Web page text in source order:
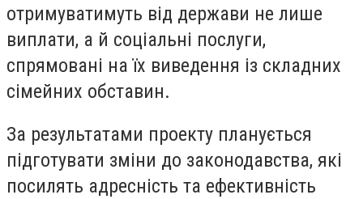
отримуватимуть від держави не лише
виплати, а й соціальні послуги,
спрямовані на їх виведення із складних
сімейних обставин.
За результатами проекту планується
підготувати зміни до законодавства, які
посилять адресність та ефективність